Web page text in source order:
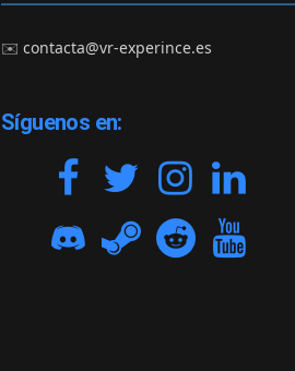
✉️contacta@vr-experince.es
Síguenos en: